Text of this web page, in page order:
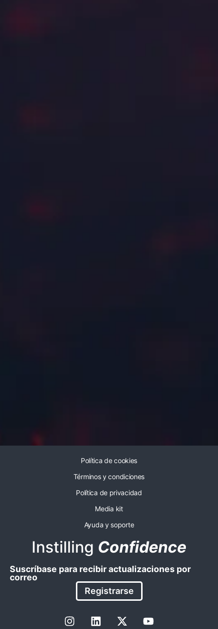
Política de cookies
Términos y condiciones
Política de privacidad
Media kit
Ayuda y soporte
Instilling Confidence
Suscríbase para recibir actualizaciones por
correo
Registrarse